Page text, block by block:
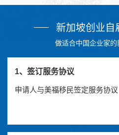
新加坡创业自
做适合中国企业家
1、签订服务协议
申请人与美福移民签定服务协议